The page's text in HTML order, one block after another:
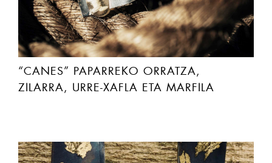
“CANES” PAPARREKO ORRATZA,
ZILARRA, URRE-XAFLA ETA MARFILA